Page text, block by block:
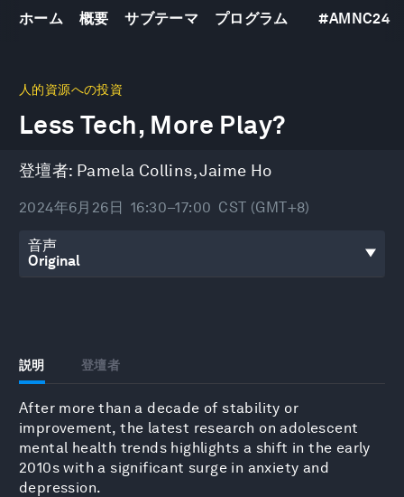
ホーム 概要 サブテーマ プログラム #AMNC24
人的資源への投資
Less Tech, More Play?
登壇者: Pamela Collins,Jaime Ho
2024年6月26日 16:30–17:00 CST (GMT+8)
音声
説明 登壇者
After more than a decade of stability or
improvement, the latest research on adolescent
mental health trends highlights a shift in the early
2010s with a significant surge in anxiety and
depression.
seconds
32
minutes,
seconds